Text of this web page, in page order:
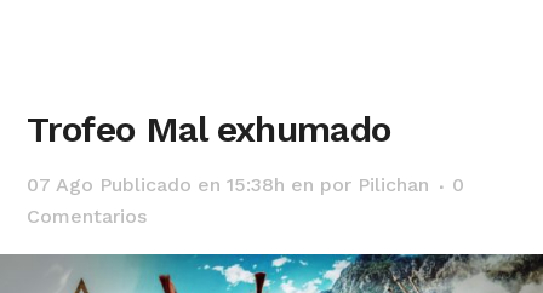
Trofeo Mal exhumado
07 Ago Publicado en 15:38h en por Pilichan
0
Comentarios